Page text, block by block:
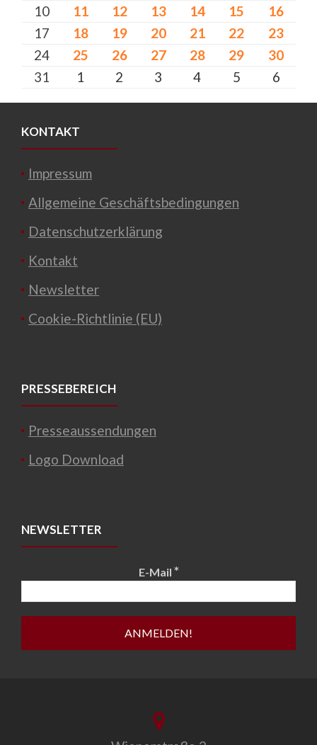
10
11 12 13 14 15
16
17
18 19 20 21 22
23
24
25 26 27 28 29
30
31
1 2 3 4 5 6
KONTAKT
Impressum
Allgemeine Geschäftsbedingungen
Datenschutzerklärung
Kontakt
Newsletter
Cookie-Richtlinie (EU)
PRESSEBEREICH
Presseaussendungen
Logo Download
NEWSLETTER
E-Mail *